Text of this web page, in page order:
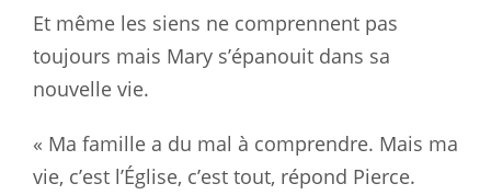
Et même les siens ne comprennent pas
toujours mais Mary s’épanouit dans sa
nouvelle vie.
« Ma famille a du mal à comprendre. Mais ma
vie, c’est l’Église, c’est tout, répond Pierce.